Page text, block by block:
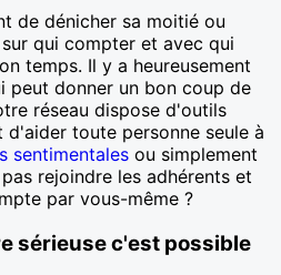
de dénicher sa moitié ou
qui compter et avec qui
temps. Il y a heureusement
peut donner un bon coup de
réseau dispose d'outils
toute personne seule à
sentimentales ou simplement
rejoindre les adhérents et
par vous-même ?
sérieuse c'est possible